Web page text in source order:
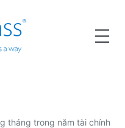
tháng trong năm tài chính